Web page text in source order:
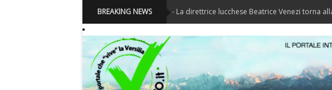
BREAKING NEWS
Festival La Versiliana - La direttrice lucchese Beatrice Venezi torna alla Versiliana